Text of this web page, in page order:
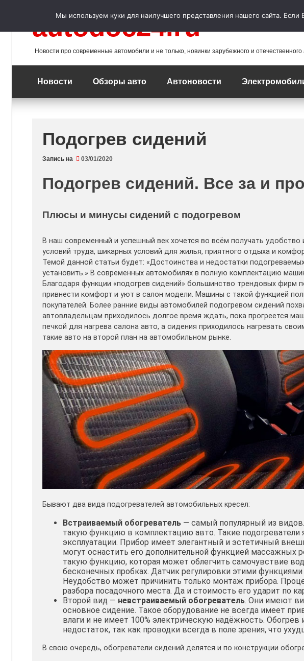
autodoc24.ru
Новости про современные автомобили и не только, новинки зарубежного и
Новости Обзоры авто Автоновости
Подогрев сидений
Запись на 03/01/2020
Подогрев сидений. Все за и
Плюсы и минусы сидений с подогревом
В наш современный и успешный век хочется во всём получать
условий труда, шикарных условий для жилья, приятного отдыха и
Темой данной статьи будет: «Достоинства и недостатки
установить.» В современных автомобилях в полную комплектацию
Благодаря функции «подогрев сидений» большинство трендовых фирм
привнести комфорт и уют в салон модели. Машины с такой функцией
покупателей. Более ранние виды автомобилей подогревом сидений
автовладельцам приходилось долгое время ждать, пока прогреется
печкой для нагрева салона авто, а сидения приходилось нагревать
такие авто на второй план на автомобильном рынке.
Бывают два вида подогревателей автомобильных кресел:
Встраиваемый обогреватель — самый популярный из
такую функцию в комплектацию авто. Такие подогреватели
эксплуатации. Прибор имеет элегантный и эстетичный
могут оснастить его дополнительной функцией массажных
такую функцию, которая может облегчить самочувствие
бесконечных пробках. Датчик регулировки этими
Неудобство может причинить только монтаж прибора.
разбора посадочного места. Да и стоимость его ударит по
Второй вид — невстраиваемый обогреватель. Они имеют
основное сидение. Такое оборудование не всегда имеет
влаги и не имеет 100% электрическую надёжность. Обогрев
недостаток, так как проводки всегда в поле зрения, что
В свою очередь, обогреватели сидений делятся и по конструкции
Мы используем куки для наилучшего представления нашего сайта. Если